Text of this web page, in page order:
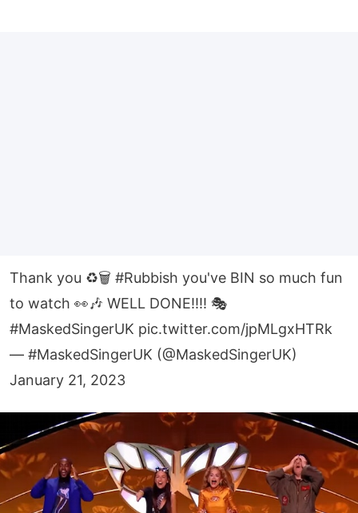
Thank you ♻️🗑️ #Rubbish you've BIN so much fun
to watch 👀🎶 WELL DONE!!!! 🎭
#MaskedSingerUK pic.twitter.com/jpMLgxHTRk
— #MaskedSingerUK (@MaskedSingerUK)
January 21, 2023